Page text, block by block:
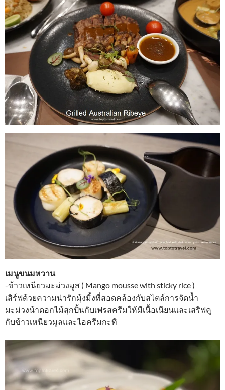
เมนูขนมหวาน
-ข้าวเหนียวมะม่วงมูส ( Mango mousse with sticky rice )
เสิร์ฟด้วยความน่ารักมุ้งมิ้งที่สอดคล้องกับสไตล์การจัดน้ำ
มะม่วงน้าดอกไม้สุกปั้นกับเฟรสครีมให้มีเนื้อเนียนและเสริฟคู
กับข้าวเหนียวมูลและไอครีมกะทิ